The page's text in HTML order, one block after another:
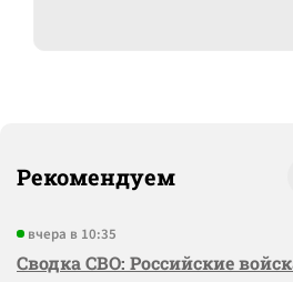
Рекомендуем
вчера в 10:35
Сводка СВО: Российские